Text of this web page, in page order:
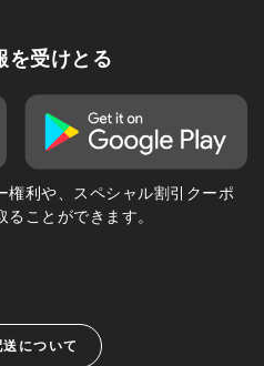
を受けとる
権利や、スペシャル割引クーポ
ことができます。
について